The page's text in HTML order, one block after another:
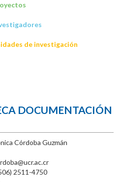
de investigación
DOCUMENTACIÓN
Córdoba Guzmán
2511-4750